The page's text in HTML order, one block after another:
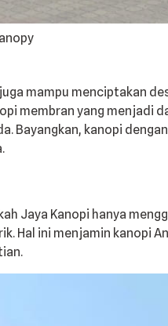
mampu menciptakan
membran yang menjadi
Bayangkan, kanopi
Jaya Kanopi hanya
Hal ini menjamin kanopi